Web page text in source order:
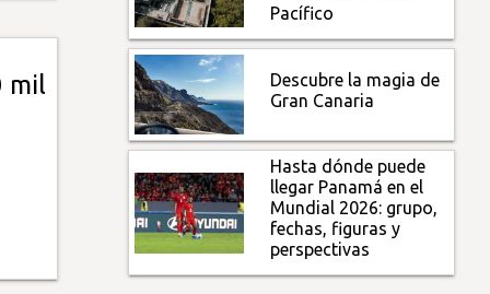
mil
Pacífico
Descubre la magia de
Gran Canaria
Hasta dónde puede
llegar Panamá en el
Mundial 2026: grupo,
fechas, figuras y
perspectivas